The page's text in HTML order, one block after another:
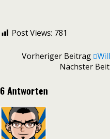
Post Views: 781
Vorheriger Beitrag
Nächster
6 Antworten